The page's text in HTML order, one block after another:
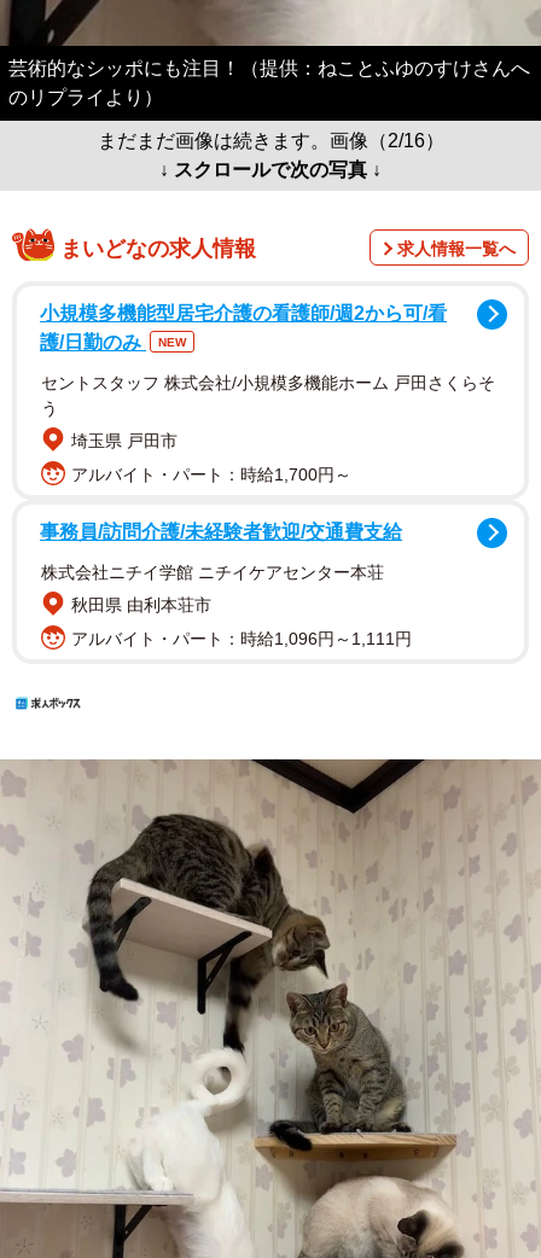
芸術的なシッポにも注目！（提供：ねことふゆのすけさんへ
のリプライより）
まだまだ画像は続きます。画像（2/16）
↓ スクロールで次の写真 ↓
まいどなの求人情報 求人情報一覧へ
小規模多機能型居宅介護の看護師/週2から可/看
護/日勤のみ
NEW
セントスタッフ 株式会社/小規模多機能ホーム 戸田さくらそ
う
埼玉県 戸田市
アルバイト・パート：時給1,700円～
事務員/訪問介護/未経験者歓迎/交通費支給
株式会社ニチイ学館 ニチイケアセンター本荘
秋田県 由利本荘市
アルバイト・パート：時給1,096円～1,111円